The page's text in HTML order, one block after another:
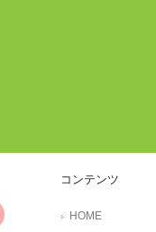
コンテンツ
HOME